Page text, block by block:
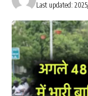
Last updated: